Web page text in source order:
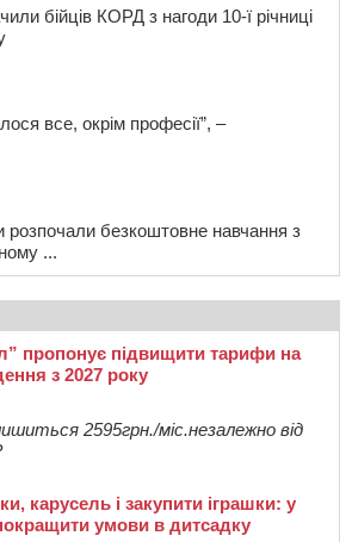
бійців КОРД з нагоди 10-ї річниці
все, окрім професії”, –
розпочали безкоштовне навчання з
...
пропонує підвищити тарифи на
з 2027 року
2595грн./міс.незалежно від
карусель і закупити іграшки: у
умови в дитсадку